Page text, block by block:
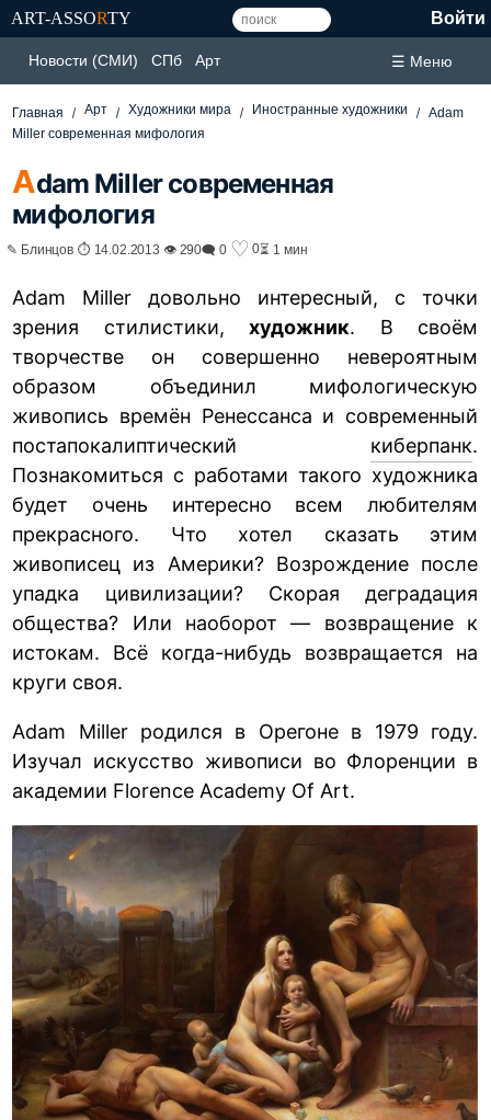
ART-ASSORTY Войти
Новости (СМИ) СПб Арт ☰ Меню
Главная Арт Художники мира Иностранные художники
Adam
Miller современная мифология
Adam Miller современная
мифология
✎ Блинцов ⏱ 14.02.2013 👁 290🗨 0 ♡ 0⏳ 1 мин
Adam Miller довольно интересный, с точки
зрения стилистики,художник. В своём
творчестве он совершенно невероятным
образом объединил мифологическую
живопись времён Ренессанса и современный
постапокалиптический киберпанк.
Познакомиться с работами такого художника
будет очень интересно всем любителям
прекрасного. Что хотел сказать этим
живописец из Америки? Возрождение после
упадка цивилизации? Скорая деградация
общества? Или наоборот — возвращение к
истокам. Всё когда-нибудь возвращается на
круги своя.
Adam Miller родился в Орегоне в 1979 году.
Изучал искусство живописи во Флоренции в
академии Florence Academy Of Art.